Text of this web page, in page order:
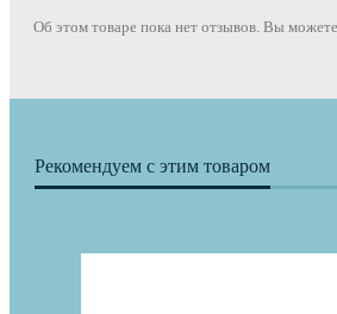
Об этом товаре пока нет отзывов. Вы
Рекомендуем с этим товаром